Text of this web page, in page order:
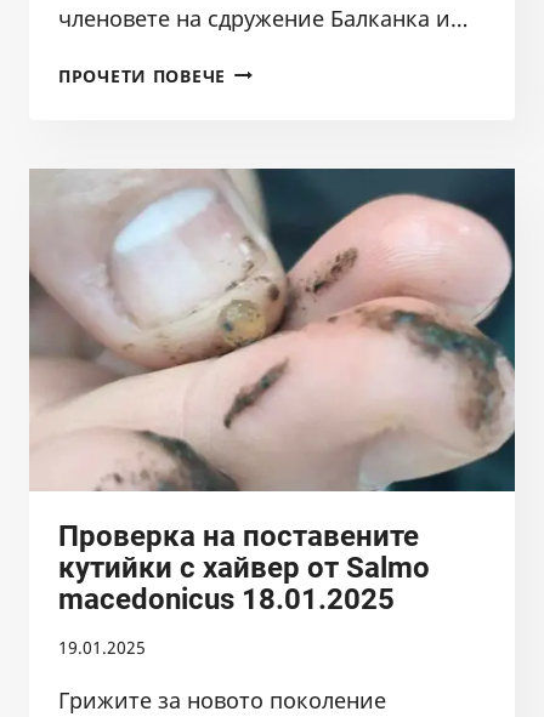
членовете на сдружение Балканка и…
ПРОЧЕТИ ПОВЕЧЕ ТИЙМ-
ИЗДАНИЕ
IV
Проверка на поставените
кутийки с хайвер от Salmo
macedonicus 18.01.2025
19.01.2025
Грижите за новото поколение